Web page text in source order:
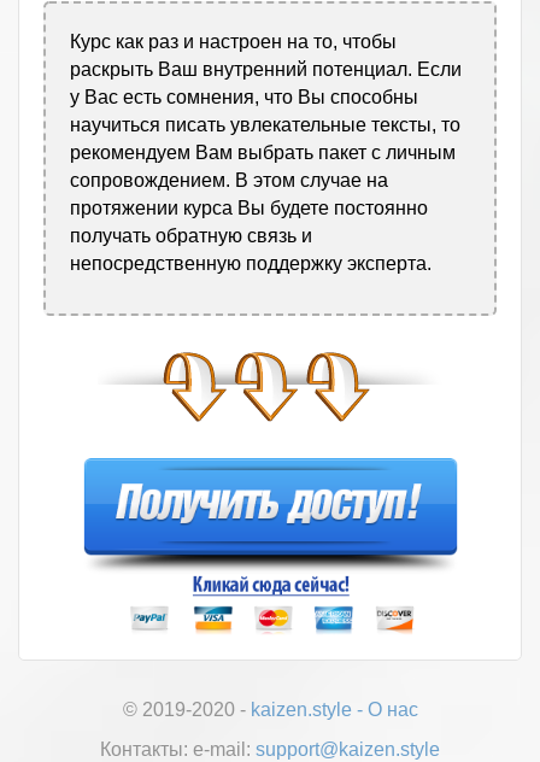
Курс как раз и настроен на то, чтобы
раскрыть Ваш внутренний потенциал. Если
у Вас есть сомнения, что Вы способны
научиться писать увлекательные тексты, то
рекомендуем Вам выбрать пакет с личным
сопровождением. В этом случае на
протяжении курса Вы будете постоянно
получать обратную связь и
непосредственную поддержку эксперта.
© 2019-2020 - kaizen.style- О нас
Контакты: е-mail: support@kaizen.style